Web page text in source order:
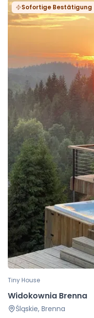
Sofortige Bestätigung
Tiny House
Widokownia Brenna
Śląskie, Brenna